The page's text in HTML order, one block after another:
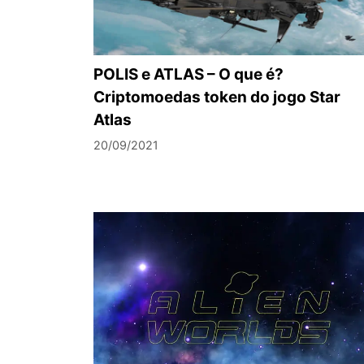
POLIS e ATLAS – O que é?
Criptomoedas token do jogo Star
Atlas
20/09/2021